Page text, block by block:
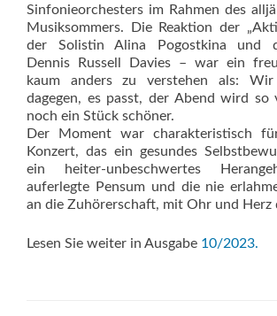
Sinfonieorchesters im Rahmen des
Musiksommers. Die Reaktion der
der Solistin Alina Pogostkina und
Dennis Russell Davies – war ein
kaum anders zu verstehen als:
dagegen, es passt, der Abend wird so
noch ein Stück schöner.
Der Moment war charakteristisch
Konzert, das ein gesundes
ein heiter-unbeschwertes
auferlegte Pensum und die nie
an die Zuhörerschaft, mit Ohr und Herz
Lesen Sie weiter in Ausgabe 10/2023.